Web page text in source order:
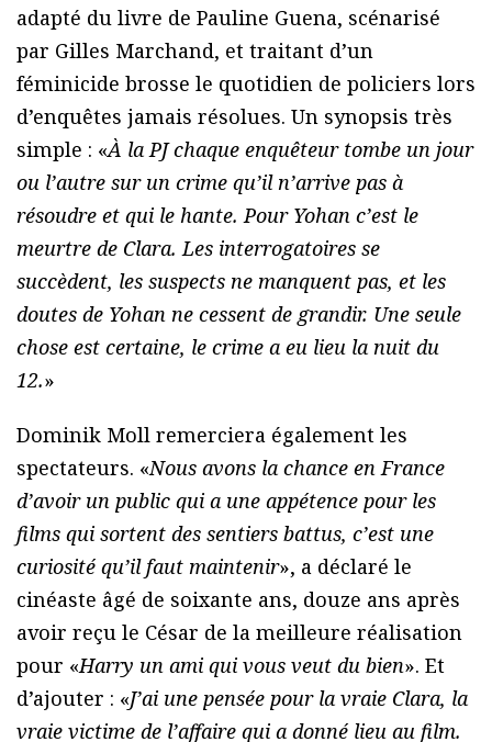
adapté du livre de Pauline Guena, scénarisé
par Gilles Marchand, et traitant d’un
féminicide brosse le quotidien de policiers lors
d’enquêtes jamais résolues. Un synopsis très
simple : «À la PJ chaque enquêteur tombe un jour
ou l’autre sur un crime qu’il n’arrive pas à
résoudre et qui le hante. Pour Yohan c’est le
meurtre de Clara. Les interrogatoires se
succèdent, les suspects ne manquent pas, et les
doutes de Yohan ne cessent de grandir. Une seule
chose est certaine, le crime a eu lieu la nuit du
12.»
Dominik Moll remerciera également les
spectateurs. «Nous avons la chance en France
d’avoir un public qui a une appétence pour les
films qui sortent des sentiers battus, c’est une
curiosité qu’il faut maintenir», a déclaré le
cinéaste âgé de soixante ans, douze ans après
avoir reçu le César de la meilleure réalisation
pour «Harry un ami qui vous veut du bien». Et
d’ajouter : «J’ai une pensée pour la vraie Clara, la
vraie victime de l’affaire qui a donné lieu au film.